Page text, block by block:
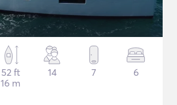
52 ft
16 m
14 7 6